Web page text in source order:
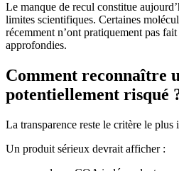
Le manque de recul constitue
limites scientifiques. Certaines
récemment n’ont pratiquement pas
approfondies.
Comment reconnaître
potentiellement risqué
La transparence reste le critère le plus
Un produit sérieux devrait afficher :